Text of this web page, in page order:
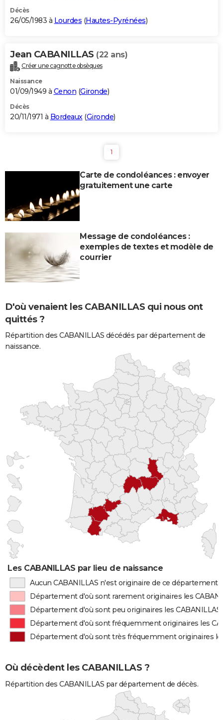
Décès
26/05/1983 à Lourdes (Hautes-Pyrénées)
Jean CABANILLAS (22 ans)
Créer une cagnotte obsèques
Naissance
01/09/1949 à Cenon (Gironde)
Décès
20/11/1971 à Bordeaux(Gironde)
1
Carte de condoléances : envoyer
gratuitement une carte
Message de condoléances :
exemples de textes et modèle de
courrier
D'où venaient les CABANILLAS qui nous ont
quittés ?
Répartition des CABANILLAS décédés par département de
naissance.
Les CABANILLAS par lieu de naissance
Aucun CABANILLAS n'est originaire de ce département
Département d'où sont rarement originaires les
Département d'où sont peu originaires les CABANILLAS
Département d'où sont fréquemment originaires les
Département d'où sont très fréquemment originaires
Où décèdent les CABANILLAS ?
Répartition des CABANILLAS par département de décès.